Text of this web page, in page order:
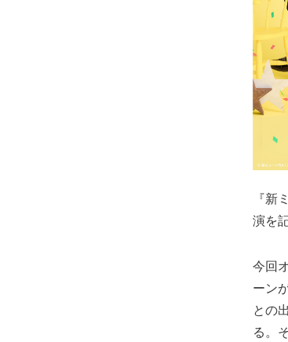
『
演を
今回
ーン
との
る。